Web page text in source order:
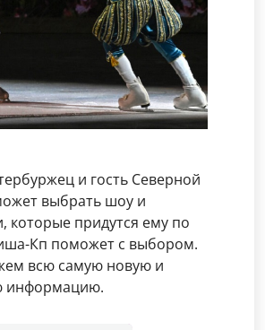
и гость Северной
выбрать шоу и
которые придутся ему по
Кп поможет с выбором.
всю самую новую и
информацию.